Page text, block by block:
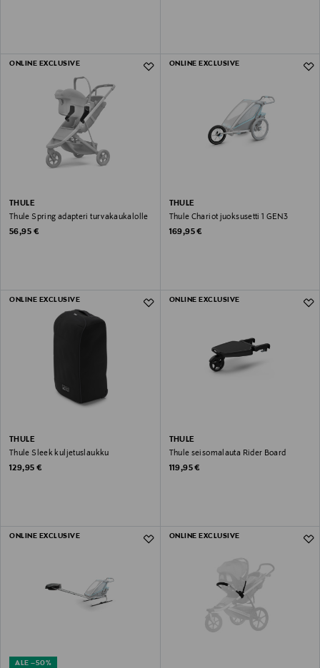
ONLINE EXCLUSIVE
THULE
Thule Spring adapteri turvakaukalolle
Original Price
56,95 €
ONLINE EXCLUSIVE
THULE
Thule Chariot juoksusetti 1 GEN3
Original Price
169,95 €
ONLINE EXCLUSIVE
THULE
Thule Sleek kuljetuslaukku
Original Price
129,95 €
ONLINE EXCLUSIVE
THULE
Thule seisomalauta Rider Board
Original Price
119,95 €
ALE –50%
ONLINE EXCLUSIVE ONLINE EXCLUSIVE